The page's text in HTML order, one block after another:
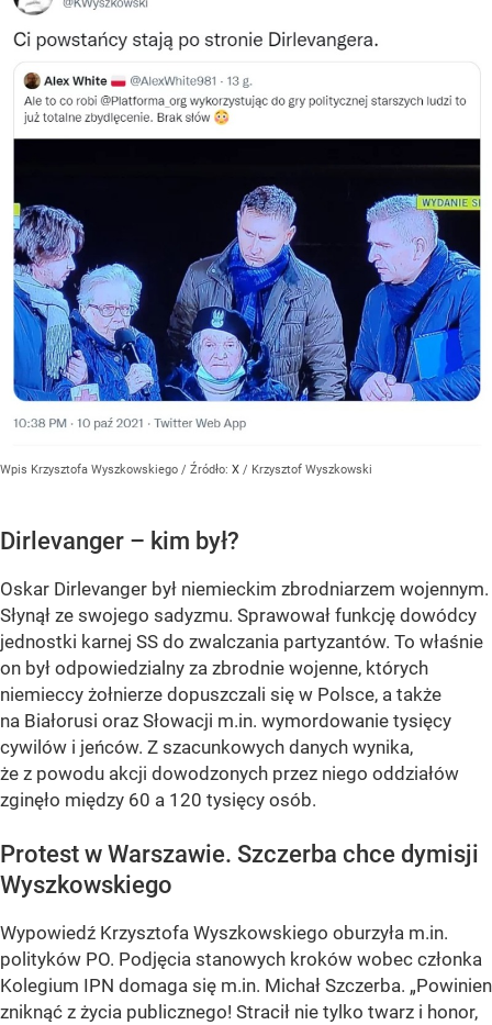
Wpis Krzysztofa Wyszkowskiego / Źródło: X / Krzysztof Wyszkowski
Dirlevanger – kim był?
Oskar Dirlevanger był niemieckim zbrodniarzem wojennym.
Słynął ze swojego sadyzmu. Sprawował funkcję dowódcy
jednostki karnej SS do zwalczania partyzantów. To właśnie
on był odpowiedzialny za zbrodnie wojenne, których
niemieccy żołnierze dopuszczali się w Polsce, a także
na Białorusi oraz Słowacji m.in. wymordowanie tysięcy
cywilów i jeńców. Z szacunkowych danych wynika,
że z powodu akcji dowodzonych przez niego oddziałów
zginęło między 60 a 120 tysięcy osób.
Protest w Warszawie. Szczerba chce dymisji
Wyszkowskiego
Wypowiedź Krzysztofa Wyszkowskiego oburzyła m.in.
polityków PO. Podjęcia stanowych kroków wobec członka
Kolegium IPN domaga się m.in. Michał Szczerba. „Powinien
zniknąć z życia publicznego! Stracił nie tylko twarz i honor,